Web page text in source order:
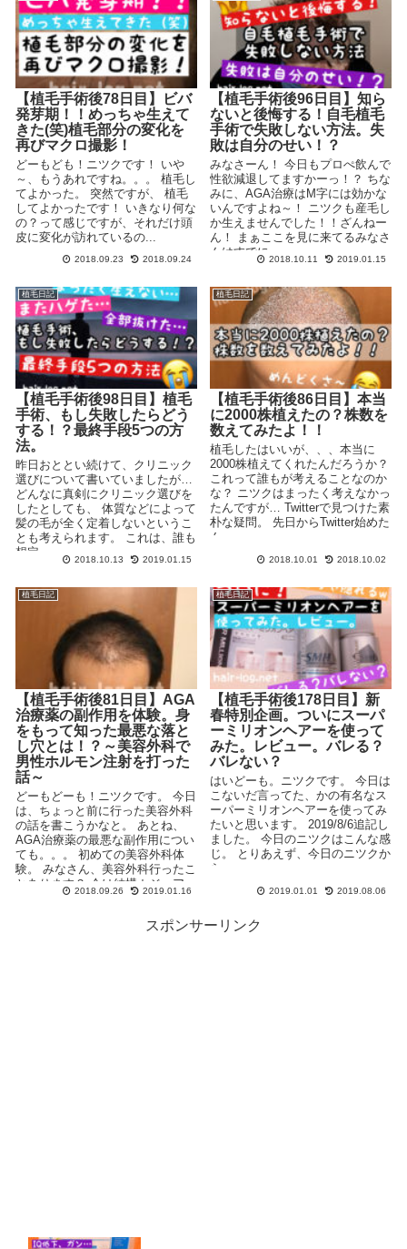
【植毛手術後78日目】ビバ
発芽期！！めっちゃ生えて
きた(笑)植毛部分の変化を
再びマクロ撮影！
どーもども！ニツクです！ いや
～、もうあれですね。。。 植毛し
てよかった。 突然ですが、 植毛
してよかったです！ いきなり何な
の？って感じですが、それだけ頭
皮に変化が訪れているの...
2018.09.23 2018.09.24
【植毛手術後96日目】知ら
ないと後悔する！自毛植毛
手術で失敗しない方法。失
敗は自分のせい！？
みなさーん！ 今日もプロぺ飲んで
性欲減退してますかーっ！？ ちな
みに、AGA治療はM字には効かな
いんですよね～！ ニツクも産毛し
か生えませんでした！！ざんねー
ん！ まぁここを見に来てるみなさ
んはすでに...
2018.10.11 2019.01.15
植毛日記
【植毛手術後98日目】植毛
手術、もし失敗したらどう
する！？最終手段5つの方
法。
昨日おととい続けて、クリニック
選びについて書いていましたが…
どんなに真剣にクリニック選びを
したとしても、 体質などによって
髪の毛が全く定着しないというこ
とも考えられます。 これは、誰も
想定...
2018.10.13 2019.01.15
植毛日記
【植毛手術後86日目】本当
に2000株植えたの？株数を
数えてみたよ！！
植毛したはいいが、、、本当に
2000株植えてくれたんだろうか？
これって誰もが考えることなのか
な？ ニツクはまったく考えなかっ
たんですが… Twitterで見つけた素
朴な疑問。 先日からTwitter始めた
ん...
2018.10.01 2018.10.02
植毛日記
【植毛手術後81日目】AGA
治療薬の副作用を体験。身
をもって知った最悪な落と
し穴とは！？～美容外科で
男性ホルモン注射を打った
話～
どーもどーも！ニツクです。 今日
は、ちょっと前に行った美容外科
の話を書こうかなと。 あとね、
AGA治療薬の最悪な副作用につい
ても。。。 初めての美容外科体
験。 みなさん、美容外科行ったこ
とあります？ 今は結構カジュア
2018.09.26 2019.01.16
植毛日記
【植毛手術後178日目】新
春特別企画。ついにスーパ
ーミリオンヘアーを使って
みた。レビュー。バレる？
バレない？
はいどーも。ニツクです。 今日は
こないだ言ってた、かの有名なス
ーパーミリオンヘアーを使ってみ
たいと思います。 2019/8/6追記し
ました。 今日のニツクはこんな感
じ。 とりあえず、今日のニツクか
ら。...
2019.01.01 2019.08.06
スポンサーリンク